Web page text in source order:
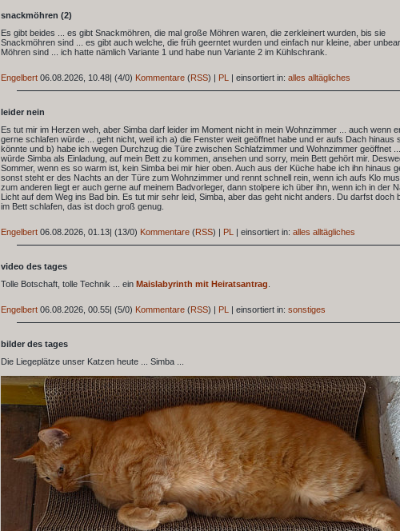
snackmöhren (2)
Es gibt beides ... es gibt Snackmöhren, die mal große Möhren waren, die zerkleinert wurden, bis sie
Snackmöhren sind ... es gibt auch welche, die früh geerntet wurden und einfach nur kleine, aber
Möhren sind ... ich hatte nämlich Variante 1 und habe nun Variante 2 im Kühlschrank.
Engelbert 06.08.2026, 10.48| (4/0) Kommentare (RSS) | PL | einsortiert in: alles alltägliches
leider nein
Es tut mir im Herzen weh, aber Simba darf leider im Moment nicht in mein Wohnzimmer ... auch wenn
gerne schlafen würde ... geht nicht, weil ich a) die Fenster weit geöffnet habe und er aufs Dach hinaus
könnte und b) habe ich wegen Durchzug die Türe zwischen Schlafzimmer und Wohnzimmer geöffnet
würde Simba als Einladung, auf mein Bett zu kommen, ansehen und sorry, mein Bett gehört mir.
Sommer, wenn es so warm ist, kein Simba bei mir hier oben. Auch aus der Küche habe ich ihn hinaus
sonst steht er des Nachts an der Türe zum Wohnzimmer und rennt schnell rein, wenn ich aufs Klo
zum anderen liegt er auch gerne auf meinem Badvorleger, dann stolpere ich über ihn, wenn ich in der
Licht auf dem Weg ins Bad bin. Es tut mir sehr leid, Simba, aber das geht nicht anders. Du darfst doch
im Bett schlafen, das ist doch groß genug.
Engelbert 06.08.2026, 01.13| (13/0) Kommentare (RSS) | PL | einsortiert in: alles alltägliches
video des tages
Tolle Botschaft, tolle Technik ... ein Maislabyrinth mit Heiratsantrag
Engelbert 06.08.2026, 00.55| (5/0) Kommentare (RSS) | PL | einsortiert in: sonstiges
bilder des tages
Die Liegeplätze unser Katzen heute ... Simba ...